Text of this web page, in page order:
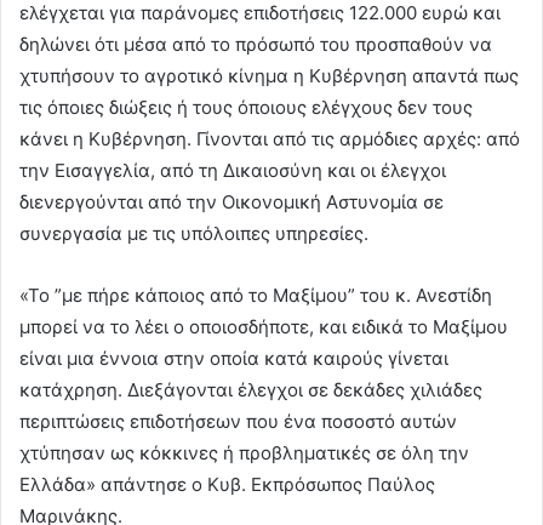
ελέγχεται για παράνομες επιδοτήσεις 122.000 ευρώ και
δηλώνει ότι μέσα από το πρόσωπό του προσπαθούν να
χτυπήσουν το αγροτικό κίνημα η Κυβέρνηση απαντά πως
τις όποιες διώξεις ή τους όποιους ελέγχους δεν τους
κάνει η Κυβέρνηση. Γίνονται από τις αρμόδιες αρχές: από
την Εισαγγελία, από τη Δικαιοσύνη και οι έλεγχοι
διενεργούνται από την Οικονομική Αστυνομία σε
συνεργασία με τις υπόλοιπες υπηρεσίες.
«Το ”με πήρε κάποιος από το Μαξίμου” του κ. Ανεστίδη
μπορεί να το λέει ο οποιοσδήποτε, και ειδικά το Μαξίμου
είναι μια έννοια στην οποία κατά καιρούς γίνεται
κατάχρηση. Διεξάγονται έλεγχοι σε δεκάδες χιλιάδες
περιπτώσεις επιδοτήσεων που ένα ποσοστό αυτών
χτύπησαν ως κόκκινες ή προβληματικές σε όλη την
Ελλάδα» απάντησε ο Κυβ. Εκπρόσωπος Παύλος
Μαρινάκης.